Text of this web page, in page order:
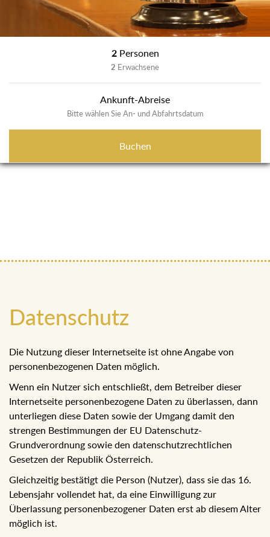
2 Personen
2 Erwachsene
Ankunft-Abreise
Bitte wählen Sie An- und Abfahrtsdatum
Buchen
Datenschutz
Die Nutzung dieser Internetseite ist ohne Angabe von
personenbezogenen Daten möglich.
Wenn ein Nutzer sich entschließt, dem Betreiber dieser
Internetseite personenbezogene Daten zu überlassen, dann
unterliegen diese Daten sowie der Umgang damit den
strengen Bestimmungen der EU Datenschutz-
Grundverordnung sowie den datenschutzrechtlichen
Gesetzen der Republik Österreich.
Gleichzeitig bestätigt die Person (Nutzer), dass sie das 16.
Lebensjahr vollendet hat, da eine Einwilligung zur
Überlassung personenbezogener Daten erst ab diesem Alter
möglich ist.